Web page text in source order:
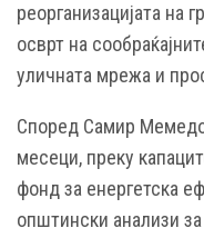
реорганизацијата на
осврт на
уличната мрежа и
Според Самир
месеци, преку
фонд за енергетска
општински анализи